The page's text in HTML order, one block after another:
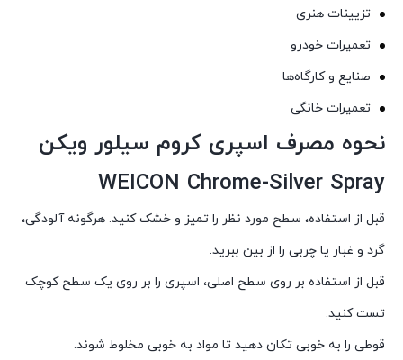
تزیینات هنری
تعمیرات خودرو
صنایع و کارگاه‌ها
تعمیرات خانگی
نحوه مصرف اسپری کروم سیلور ویکن
WEICON Chrome-Silver Spray
قبل از استفاده، سطح مورد نظر را تمیز و خشک کنید. هرگونه آلودگی،
گرد و غبار یا چربی را از بین ببرید.
قبل از استفاده بر روی سطح اصلی، اسپری را بر روی یک سطح کوچک
تست کنید.
قوطی را به خوبی تکان دهید تا مواد به خوبی مخلوط شوند.